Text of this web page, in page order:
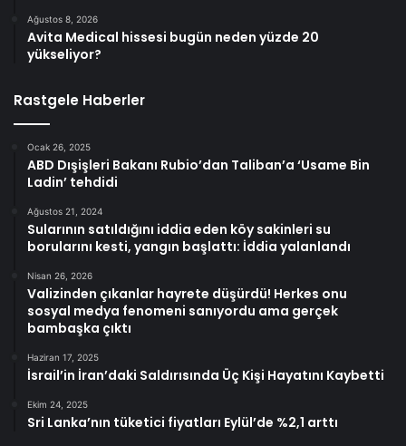
Ağustos 8, 2026
Avita Medical hissesi bugün neden yüzde 20
yükseliyor?
Rastgele Haberler
Ocak 26, 2025
ABD Dışişleri Bakanı Rubio’dan Taliban’a ‘Usame Bin
Ladin’ tehdidi
Ağustos 21, 2024
Sularının satıldığını iddia eden köy sakinleri su
borularını kesti, yangın başlattı: İddia yalanlandı
Nisan 26, 2026
Valizinden çıkanlar hayrete düşürdü! Herkes onu
sosyal medya fenomeni sanıyordu ama gerçek
bambaşka çıktı
Haziran 17, 2025
İsrail’in İran’daki Saldırısında Üç Kişi Hayatını Kaybetti
Ekim 24, 2025
Sri Lanka’nın tüketici fiyatları Eylül’de %2,1 arttı